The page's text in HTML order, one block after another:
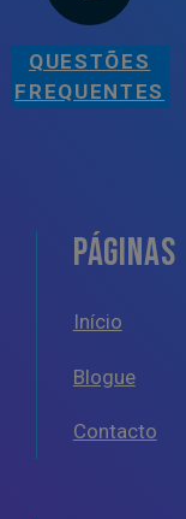
QUESTÕES
FREQUENTES
PÁGINAS
Início
Blogue
Contacto